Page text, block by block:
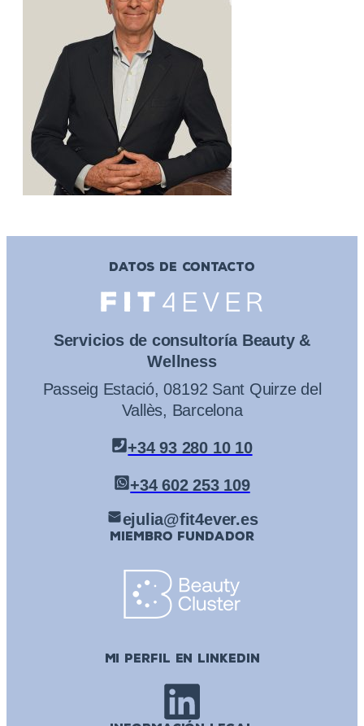
DATOS DE CONTACTO
Servicios de consultoría Beauty &
Wellness
Passeig Estació, 08192 Sant Quirze del
Vallès, Barcelona
+34 93 280 10 10
+34 602 253 109
ejulia@fit4ever.es
MIEMBRO FUNDADOR
MI PERFIL EN LINKEDIN